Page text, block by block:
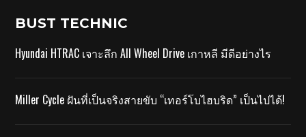
BUST TECHNIC
Hyundai HTRAC เจาะลึก All Wheel Drive เกาหลี มีดีอย่างไร
Miller Cycle ฝันที่เป็นจริงสายขับ “เทอร์โบไฮบริด” เป็นไปได้!